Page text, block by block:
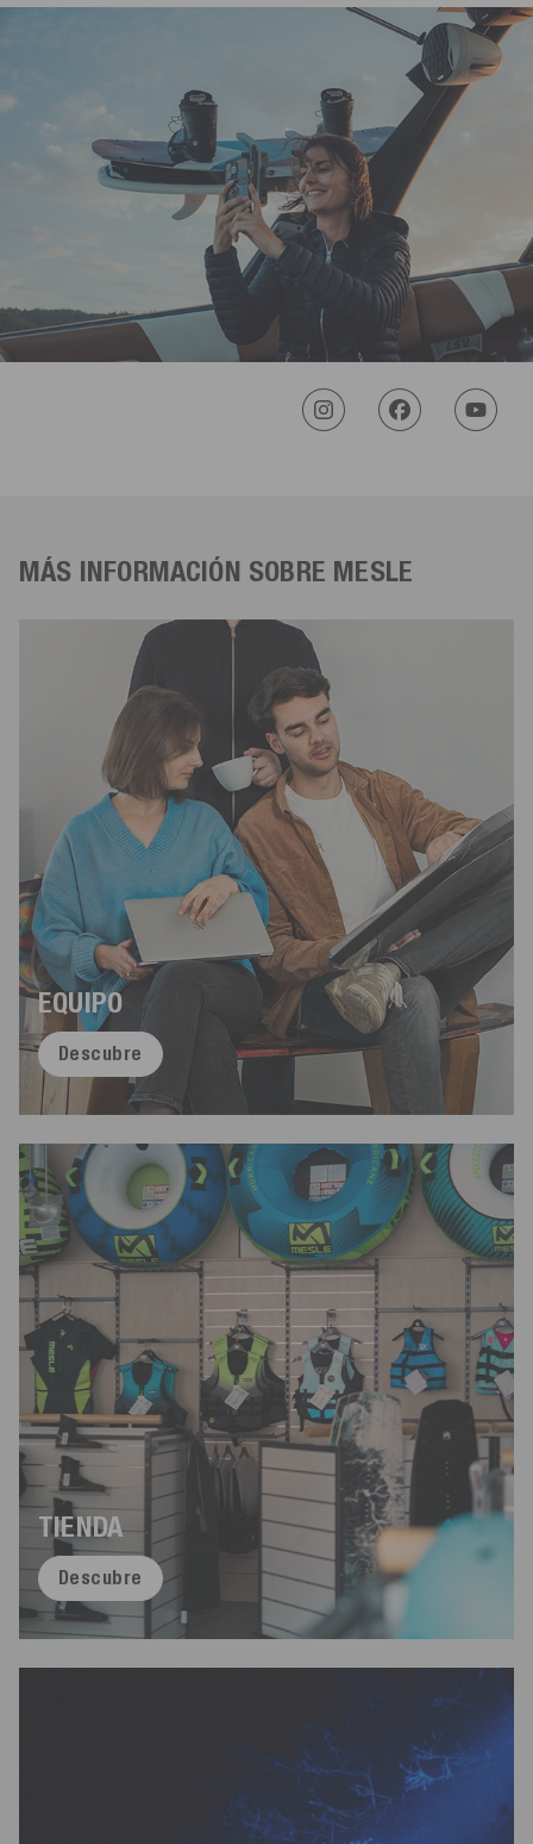
MÁS INFORMACIÓN SOBRE MESLE
EQUIPO
Descubre
TIENDA
Descubre